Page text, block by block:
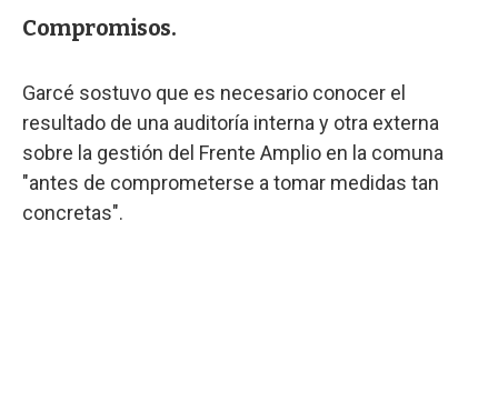
Compromisos.
Garcé sostuvo que es necesario conocer el
resultado de una auditoría interna y otra externa
sobre la gestión del Frente Amplio en la comuna
"antes de comprometerse a tomar medidas tan
concretas".